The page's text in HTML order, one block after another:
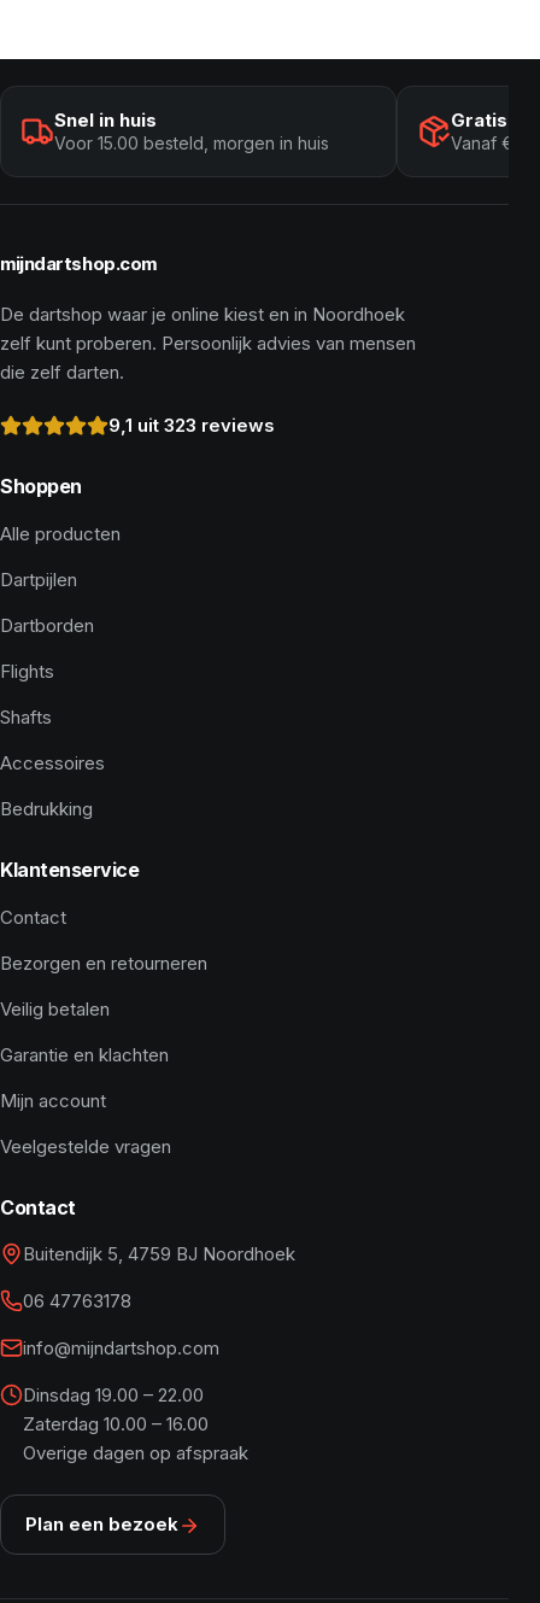
Snel in huis
Voor 15.00 besteld, morgen in huis
Gratis
Vanaf €
mijndartshop.com
De dartshop waar je online kiest en in Noordhoek
zelf kunt proberen. Persoonlijk advies van mensen
die zelf darten.
9,1 uit 323 reviews
Shoppen
Alle producten
Dartpijlen
Dartborden
Flights
Shafts
Accessoires
Bedrukking
Klantenservice
Contact
Bezorgen en retourneren
Veilig betalen
Garantie en klachten
Mijn account
Veelgestelde vragen
Contact
Buitendijk 5, 4759 BJ Noordhoek
06 47763178
info@mijndartshop.com
Dinsdag 19.00 – 22.00
Zaterdag 10.00 – 16.00
Overige dagen op afspraak
Plan een bezoek